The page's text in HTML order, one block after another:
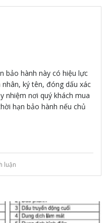
bảo hành này có hiệu lực
ký tên, đóng dấu xác
nhiệm nơi quý khách mua
hạn bảo hành nếu chủ
luận